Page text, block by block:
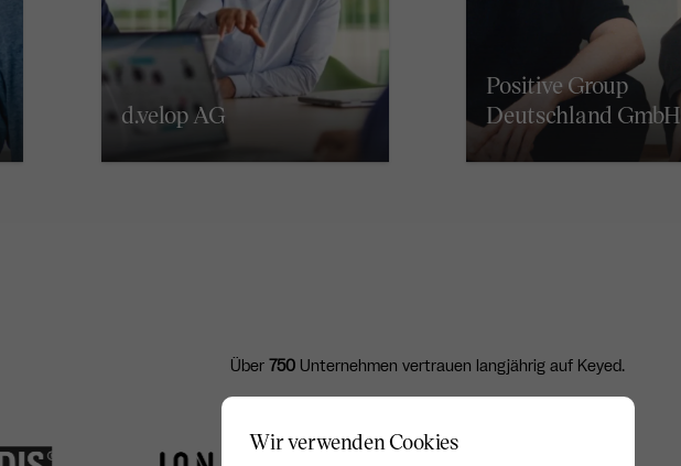
d.velop AG
Positive Group
Deutschland GmbH
Über 750 Unternehmen vertrauen langjährig auf Keyed.
Wir verwenden Cookies